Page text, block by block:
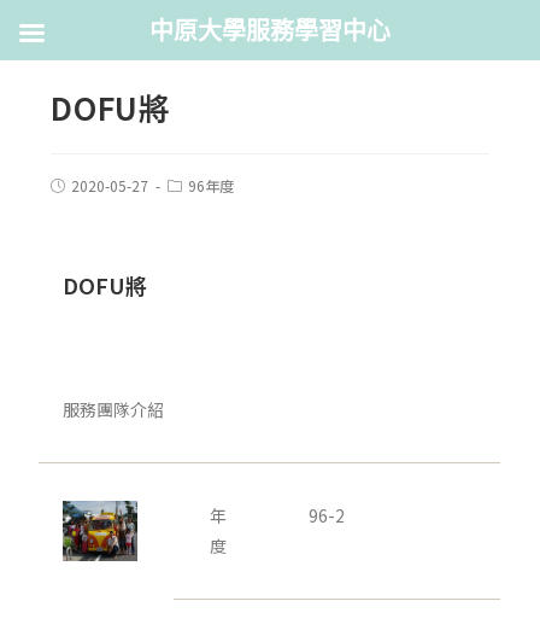
DOFU將
2020-05-27 96年度
DOFU將
服務團隊介紹
年
度
96-2
中原大學服務學習中心